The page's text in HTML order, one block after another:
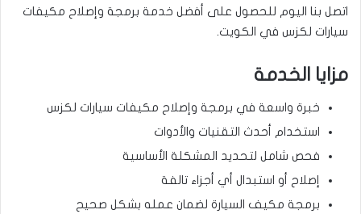
اتصل بنا اليوم للحصول على أفضل خدمة برمجة وإصلاح مكيفات
سيارات لكزس في الكويت.
مزايا الخدمة
خبرة واسعة في برمجة وإصلاح مكيفات سيارات لكزس
استخدام أحدث التقنيات والأدوات
فحص شامل لتحديد المشكلة الأساسية
إصلاح أو استبدال أي أجزاء تالفة
برمجة مكيف السيارة لضمان عمله بشكل صحيح